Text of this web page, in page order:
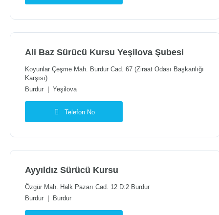
Ali Baz Sürücü Kursu Yeşilova Şubesi
Koyunlar Çeşme Mah. Burdur Cad. 67 (Ziraat Odası Başkanlığı
Karşısı)
Burdur
Yeşilova
Telefon No
Ayyıldız Sürücü Kursu
Özgür Mah. Halk Pazarı Cad. 12 D:2 Burdur
Burdur
Burdur